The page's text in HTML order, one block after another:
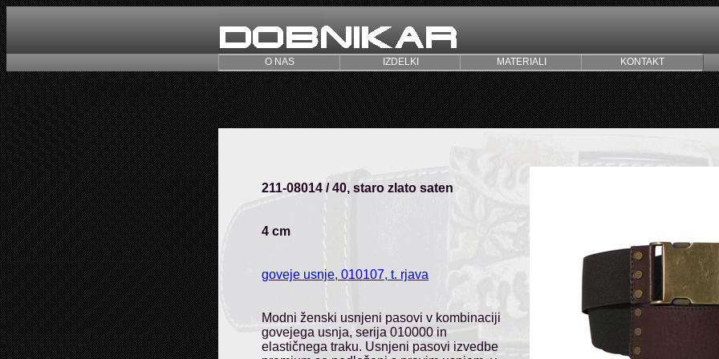
O NAS IZDELKI MATERIALI KONTAKT
211-08014 / 40, staro zlato saten
4 cm
goveje usnje, 010107, t. rjava
Modni ženski usnjeni pasovi v kombinaciji
govejega usnja, serija 010000 in
elastičnega traku. Usnjeni pasovi izvedbe